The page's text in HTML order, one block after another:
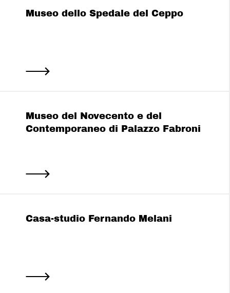
Museo dello Spedale del Ceppo
Museo del Novecento e del
Contemporaneo di Palazzo Fabroni
Casa-studio Fernando Melani